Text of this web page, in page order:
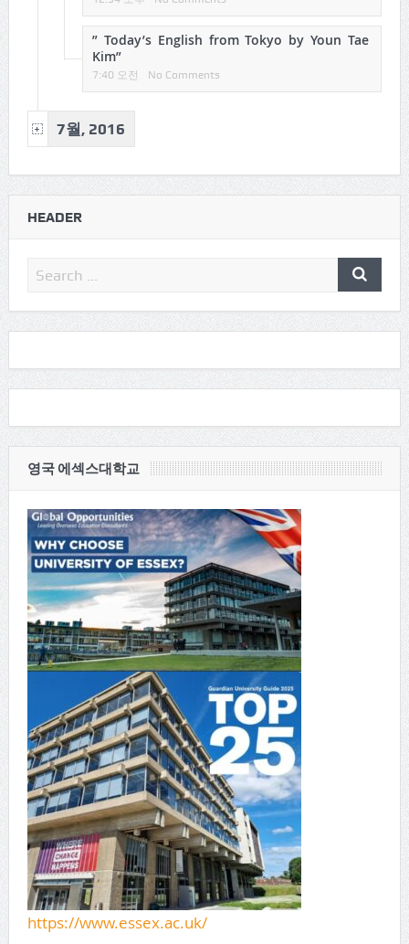
” Today’s English from Tokyo by Youn Tae
Kim”
7:40 오전 No Comments
7월, 2016
HEADER
영국 에섹스대학교
https://www.essex.ac.uk/